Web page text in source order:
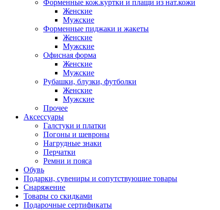
Форменные кож.куртки и плащи из нат.кожи
Женские
Мужские
Форменные пиджаки и жакеты
Женские
Мужские
Офисная форма
Женские
Мужские
Рубашки, блузки, футболки
Женские
Мужские
Прочее
Аксессуары
Галстуки и платки
Погоны и шевроны
Нагрудные знаки
Перчатки
Ремни и пояса
Обувь
Подарки, сувениры и сопутствующие товары
Снаряжение
Товары со скидками
Подарочные сертификаты